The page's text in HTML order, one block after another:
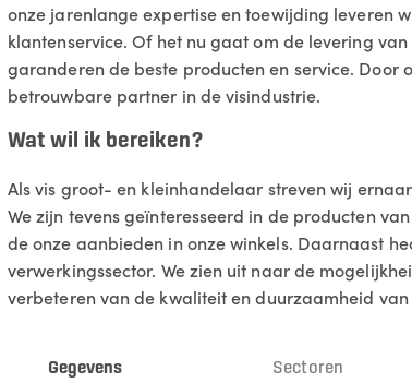
onze jarenlange expertise en toewijding leveren
klantenservice. Of het nu gaat om de levering
garanderen de beste producten en service.
betrouwbare partner in de visindustrie.
Wat wil ik bereiken?
Als vis groot- en kleinhandelaar streven wij
We zijn tevens geïnteresseerd in de producten
de onze aanbieden in onze winkels. Daarnaast
verwerkingssector. We zien uit naar de
verbeteren van de kwaliteit en duurzaamheid
Gegevens Sectoren